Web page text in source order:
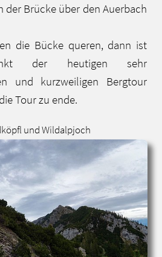
der Brücke über den Auerbach
die Bücke queren, dann ist
der heutigen sehr
und kurzweiligen Bergtour
Tour zu ende.
und Wildalpjoch